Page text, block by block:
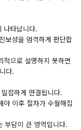
나타납니다.
보성을 엄격하게 판단합
적으로 설명하지 못하면
다.
접하게 연결됩니다.
야 이후 절차가 수월해집
부담이 큰 영역입니다.